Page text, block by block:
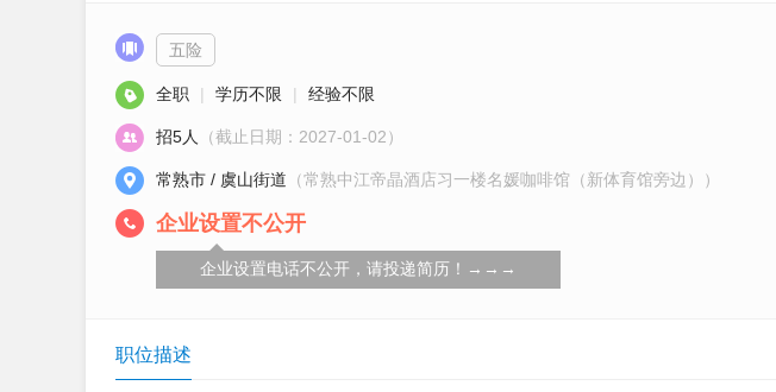
五险
全职 | 学历不限 | 经验不限
招5人 （截止日期：2027-01-02）
常熟市 / 虞山街道 （常熟中江帝晶酒店习一楼名媛咖啡馆（新体育馆旁边））
企业设置不公开
企业设置电话不公开，请投递简历！→→→
职位描述